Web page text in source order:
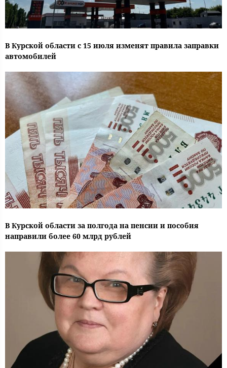
В Курской области с 15 июля изменят правила заправки
автомобилей
В Курской области за полгода на пенсии и пособия
направили более 60 млрд рублей